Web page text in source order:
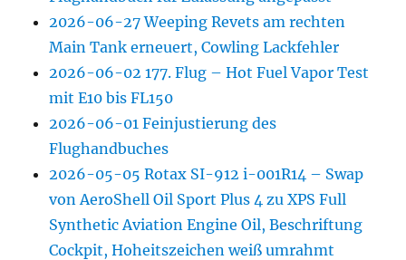
2026-06-27 Weeping Revets am rechten
Main Tank erneuert, Cowling Lackfehler
2026-06-02 177. Flug – Hot Fuel Vapor Test
mit E10 bis FL150
2026-06-01 Feinjustierung des
Flughandbuches
2026-05-05 Rotax SI-912 i-001R14 – Swap
von AeroShell Oil Sport Plus 4 zu XPS Full
Synthetic Aviation Engine Oil, Beschriftung
Cockpit, Hoheitszeichen weiß umrahmt